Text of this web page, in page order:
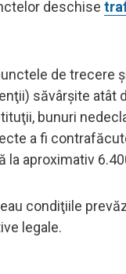
deschise
de trecere
săvârşite atât
bunuri
a fi
la aproximativ
condiţiile
legale.